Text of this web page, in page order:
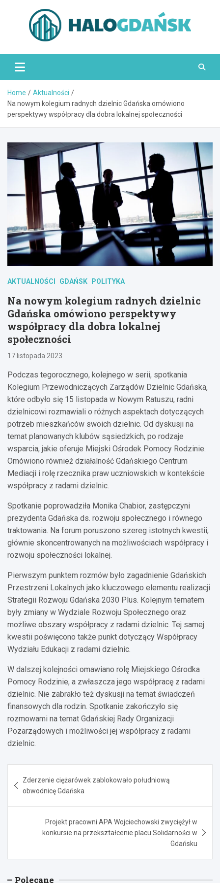
HaloGdańsk.pl
Home
Aktualności
Na nowym kolegium radnych dzielnic Gdańska omówiono
perspektywy współpracy dla dobra lokalnej społeczności
AKTUALNOŚCI GDAŃSK POLITYKA
Na nowym kolegium radnych dzielnic
Gdańska omówiono perspektywy
współpracy dla dobra lokalnej
społeczności
17 listopada 2023
Podczas tegorocznego, kolejnego w serii, spotkania
Kolegium Przewodniczących Zarządów Dzielnic Gdańska,
które odbyło się 15 listopada w Nowym Ratuszu, radni
dzielnicowi rozmawiali o różnych aspektach dotyczących
potrzeb mieszkańców swoich dzielnic. Od dyskusji na
temat planowanych klubów sąsiedzkich, po rodzaje
wsparcia, jakie oferuje Miejski Ośrodek Pomocy Rodzinie.
Omówiono również działalność Gdańskiego Centrum
Mediacji i rolę rzecznika praw uczniowskich w kontekście
współpracy z radami dzielnic.
Spotkanie poprowadziła Monika Chabior, zastępczyni
prezydenta Gdańska ds. rozwoju społecznego i równego
traktowania. Na forum poruszono szereg istotnych kwestii,
głównie skoncentrowanych na możliwościach współpracy i
rozwoju społeczności lokalnej.
Pierwszym punktem rozmów było zagadnienie Gdańskich
Przestrzeni Lokalnych jako kluczowego elementu realizacji
Strategii Rozwoju Gdańska 2030 Plus. Kolejnym tematem
były zmiany w Wydziale Rozwoju Społecznego oraz
możliwe obszary współpracy z radami dzielnic. Tej samej
kwestii poświęcono także punkt dotyczący Współpracy
Wydziału Edukacji z radami dzielnic.
W dalszej kolejności omawiano rolę Miejskiego Ośrodka
Pomocy Rodzinie, a zwłaszcza jego współpracę z radami
dzielnic. Nie zabrakło też dyskusji na temat świadczeń
finansowych dla rodzin. Spotkanie zakończyło się
rozmowami na temat Gdańskiej Rady Organizacji
Pozarządowych i możliwości jej współpracy z radami
dzielnic.
wpisu
Zderzenie ciężarówek zablokowało południową
obwodnicę Gdańska
Projekt pracowni APA Wojciechowski zwyciężył w
konkursie na przekształcenie placu Solidarności w
Gdańsku
Polecane